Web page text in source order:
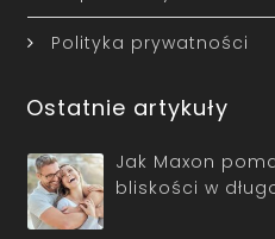
Polityka prywatności
Ostatnie artykuły
Jak Maxon
bliskości w